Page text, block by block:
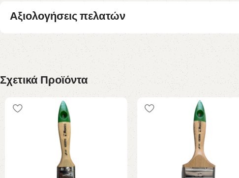
Αξιολογήσεις πελατών
Σχετικά Προϊόντα